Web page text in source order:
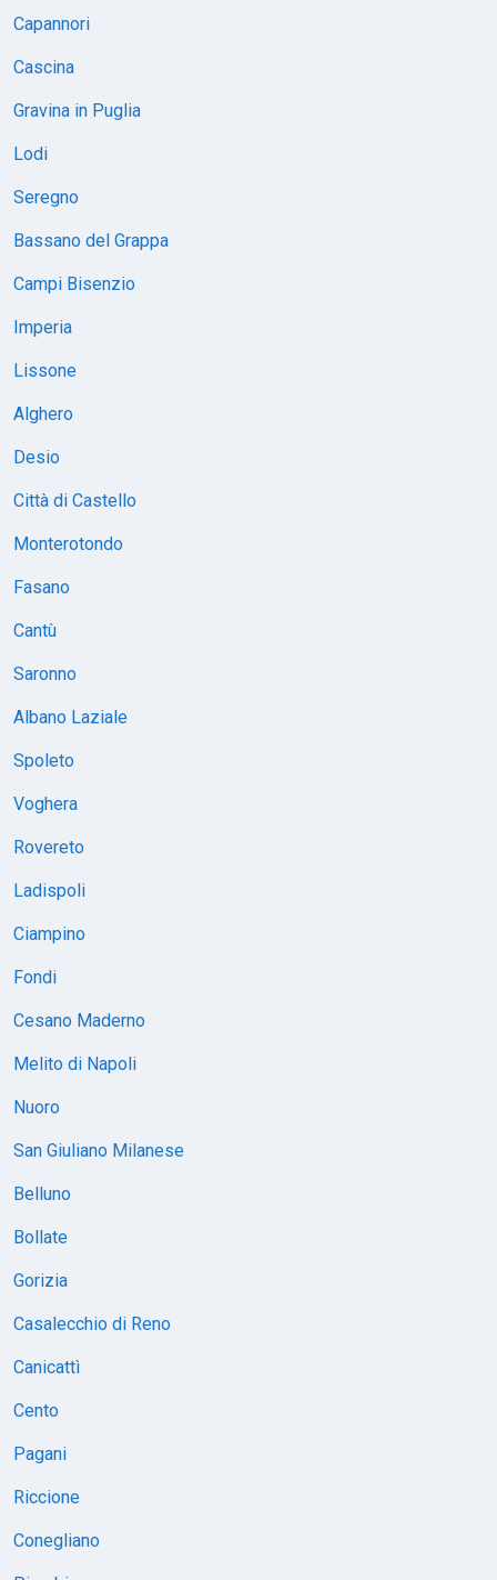
Capannori
Cascina
Gravina in Puglia
Lodi
Seregno
Bassano del Grappa
Campi Bisenzio
Imperia
Lissone
Alghero
Desio
Città di Castello
Monterotondo
Fasano
Cantù
Saronno
Albano Laziale
Spoleto
Voghera
Rovereto
Ladispoli
Ciampino
Fondi
Cesano Maderno
Melito di Napoli
Nuoro
San Giuliano Milanese
Belluno
Bollate
Gorizia
Casalecchio di Reno
Canicattì
Cento
Pagani
Riccione
Conegliano